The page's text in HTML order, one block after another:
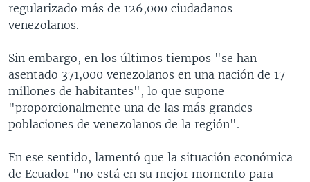
regularizado más de 126,000 ciudadanos
venezolanos.
Sin embargo, en los últimos tiempos "se han
asentado 371,000 venezolanos en una nación de 17
millones de habitantes", lo que supone
"proporcionalmente una de las más grandes
poblaciones de venezolanos de la región".
En ese sentido, lamentó que la situación económica
de Ecuador "no está en su mejor momento para